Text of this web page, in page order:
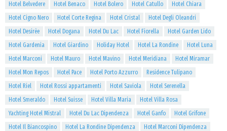
Hotel Belvedere
Hotel Benaco Hotel Bolero Hotel Catullo
Hotel Chiara
Hotel Cigno Nero
Hotel Corte Regina Hotel Cristal
Hotel Degli Oleandri
Hotel Desirèe
Hotel Dogana Hotel Du Lac Hotel Fiorella
Hotel Garden Lido
Hotel Gardenia
Hotel Giardino Holiday Hotel Hotel La Rondine
Hotel Luna
Hotel Marconi
Hotel Mauro Hotel Mavino Hotel Meridiana
Hotel Miramar
Hotel Mon Repos
Hotel Pace Hotel Porto Azzurro
Residence Tulipano
Hotel Riel
Hotel Rossi appartamenti Hotel Saviola
Hotel Serenella
Hotel Smeraldo
Hotel Suisse Hotel Villa Maria
Hotel Villa Rosa
Yachting Hotel Mistral
Hotel Du Lac Dipendenza Hotel Ganfo
Hotel Grifone
Hotel Il Biancospino
Hotel La Rondine Dipendenza
Hotel Marconi Dipendenza